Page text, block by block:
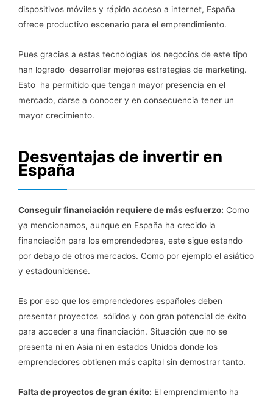
dispositivos móviles y rápido acceso a internet, España
ofrece productivo escenario para el emprendimiento.
Pues gracias a estas tecnologías los negocios de este tipo
han logrado desarrollar mejores estrategias de marketing.
Esto ha permitido que tengan mayor presencia en el
mercado, darse a conocer y en consecuencia tener un
mayor crecimiento.
Desventajas de invertir en
España
Conseguir financiación requiere de más esfuerzo: Como
ya mencionamos, aunque en España ha crecido la
financiación para los emprendedores, este sigue estando
por debajo de otros mercados. Como por ejemplo el asiático
y estadounidense.
Es por eso que los emprendedores españoles deben
presentar proyectos sólidos y con gran potencial de éxito
para acceder a una financiación. Situación que no se
presenta ni en Asia ni en estados Unidos donde los
emprendedores obtienen más capital sin demostrar tanto.
Falta de proyectos de gran éxito: El emprendimiento ha